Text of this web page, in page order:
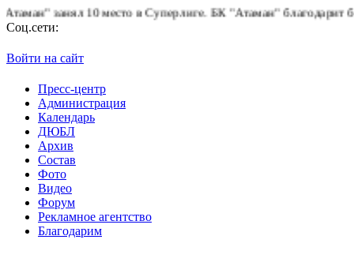
занял 10 место в Суперлиге.БК "Атаман" благодарит
Соц.сети:
Войти на сайт
Пресс-центр
Администрация
Календарь
ДЮБЛ
Архив
Состав
Фото
Видео
Форум
Рекламное агентство
Благодарим